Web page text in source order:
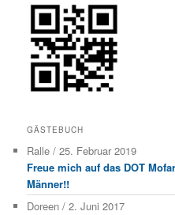
GÄSTEBUCH
Ralle /25. Februar 2019
Freue mich auf das DOT
Männer!!
Doreen /2. Juni 2017